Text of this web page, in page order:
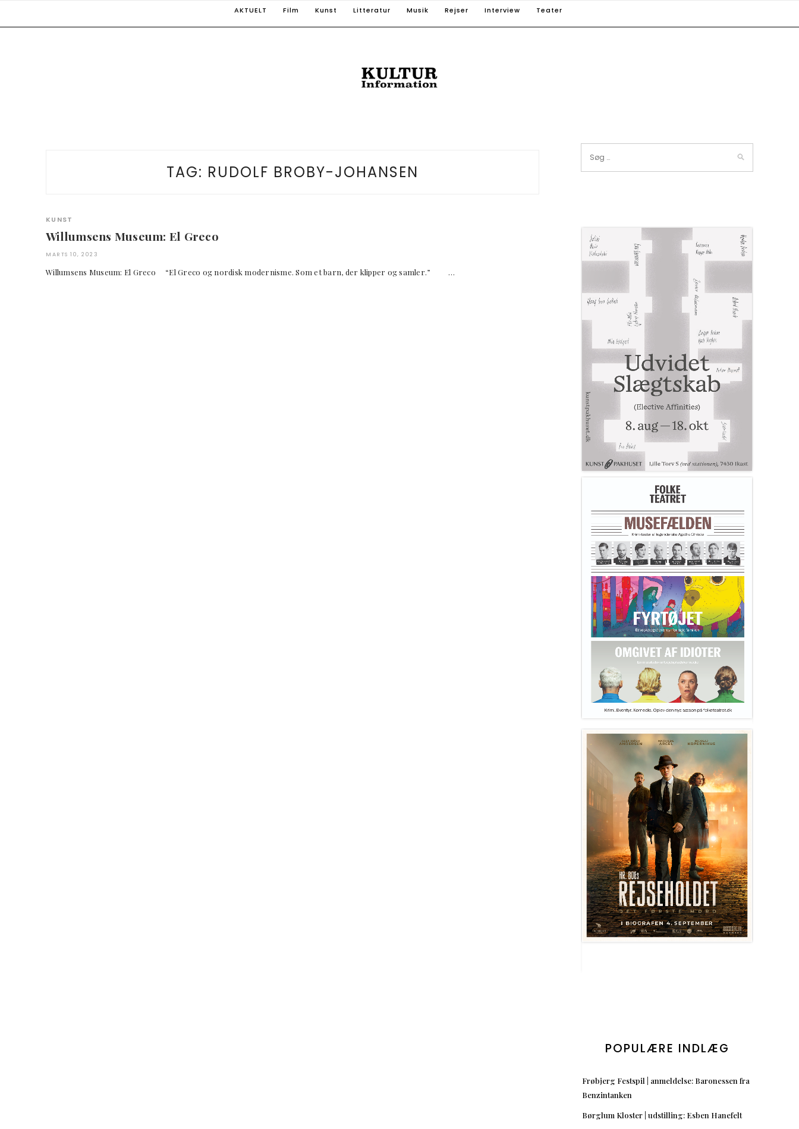
AKTUELT Film Kunst Litteratur Musik Rejser Interview Teater
TAG: RUDOLF BROBY-JOHANSEN
KUNST
Willumsens Museum: El Greco
MARTS 10, 2023
Willumsens Museum: El Greco “El Greco og nordisk modernisme. Som et barn, der klipper og samler.” …
POPULÆRE INDLÆG
Frøbjerg Festspil | anmeldelse: Baronessen fra
Benzintanken
Børglum Kloster | udstilling: Esben Hanefelt